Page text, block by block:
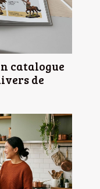
catalogue
de